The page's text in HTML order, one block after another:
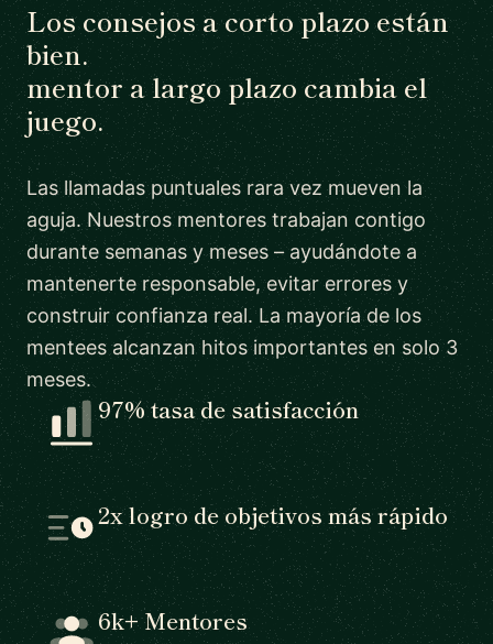
Los consejos a corto plazo están
bien.
mentor a largo plazo cambia el
juego.
Las llamadas puntuales rara vez mueven la
aguja. Nuestros mentores trabajan contigo
durante semanas y meses – ayudándote a
mantenerte responsable, evitar errores y
construir confianza real. La mayoría de los
mentees alcanzan hitos importantes en solo 3
meses.
97% tasa de satisfacción
2x logro de objetivos más rápido
6k+ Mentores